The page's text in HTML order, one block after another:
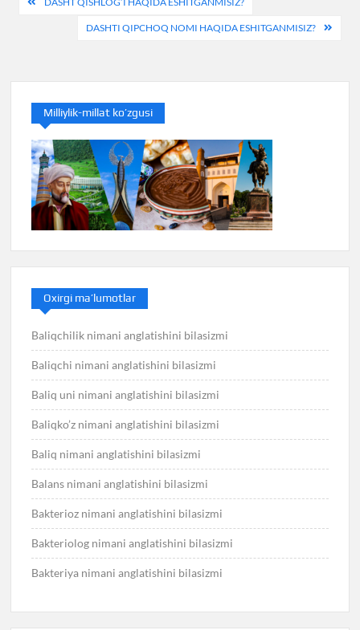
menyusiDASHTI QIPCHOQ NOMI HAQIDA ESHITGANMISIZ?
Milliylik-millat ko’zgusi
Oxirgi ma’lumotlar
Baliqchilik nimani anglatishini bilasizmi
Baliqchi nimani anglatishini bilasizmi
Baliq uni nimani anglatishini bilasizmi
Baliqko’z nimani anglatishini bilasizmi
Baliq nimani anglatishini bilasizmi
Balans nimani anglatishini bilasizmi
Bakterioz nimani anglatishini bilasizmi
Bakteriolog nimani anglatishini bilasizmi
Bakteriya nimani anglatishini bilasizmi